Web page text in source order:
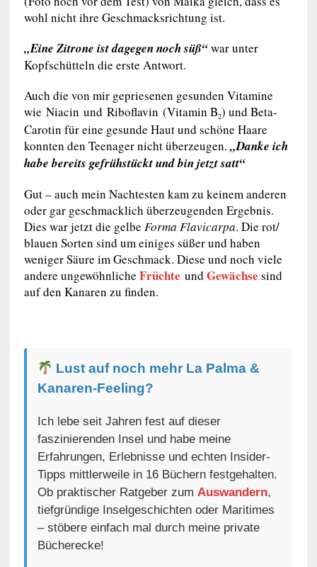
wohl nicht ihre Geschmacksrichtung ist.
„Eine Zitrone ist dagegen noch süß“war unter
Kopfschütteln die erste Antwort.
Auch die von mir gepriesenen gesunden Vitamine
wie Niacin und Riboflavin (Vitamin B2) und Beta-
Carotin für eine gesunde Haut und schöne Haare
konnten den Teenager nicht überzeugen. „Danke ich
habe bereits gefrühstückt und bin jetzt satt“
Gut – auch mein Nachtesten kam zu keinem anderen
oder gar geschmacklich überzeugenden Ergebnis.
Dies war jetzt die gelbe Forma Flavicarpa. Die rot/
blauen Sorten sind um einiges süßer und haben
weniger Säure im Geschmack. Diese und noch viele
andere ungewöhnliche Früchte und Gewächse sind
auf den Kanaren zu finden.
Lust auf noch mehr La Palma &
Kanaren-Feeling?
Ich lebe seit Jahren fest auf dieser
faszinierenden Insel und habe meine
Erfahrungen, Erlebnisse und echten Insider-
Tipps mittlerweile in 16 Büchern festgehalten.
Ob praktischer Ratgeber zum Auswandern,
tiefgründige Inselgeschichten oder Maritimes
– stöbere einfach mal durch meine private
Bücherecke!